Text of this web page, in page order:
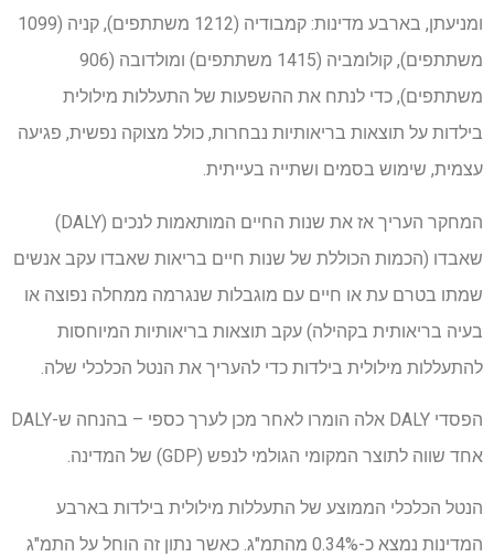
ומניעתן, בארבע מדינות: קמבודיה (1212 משתתפים), קניה (1099
משתתפים), קולומביה (1415 משתתפים) ומולדובה (906
משתתפים), כדי לנתח את ההשפעות של התעללות מילולית
בילדות על תוצאות בריאותיות נבחרות, כולל מצוקה נפשית, פגיעה
עצמית, שימוש בסמים ושתייה בעייתית.
המחקר העריך אז את שנות החיים המותאמות לנכים (DALY)
שאבדו (הכמות הכוללת של שנות חיים בריאות שאבדו עקב אנשים
שמתו בטרם עת או חיים עם מוגבלות שנגרמה ממחלה נפוצה או
בעיה בריאותית בקהילה) עקב תוצאות בריאותיות המיוחסות
להתעללות מילולית בילדות כדי להעריך את הנטל הכלכלי שלה.
הפסדי DALY אלה הומרו לאחר מכן לערך כספי – בהנחה ש-DALY
אחד שווה לתוצר המקומי הגולמי לנפש (GDP) של המדינה.
הנטל הכלכלי הממוצע של התעללות מילולית בילדות בארבע
המדינות נמצא כ-0.34% מהתמ"ג. כאשר נתון זה הוחל על התמ"ג